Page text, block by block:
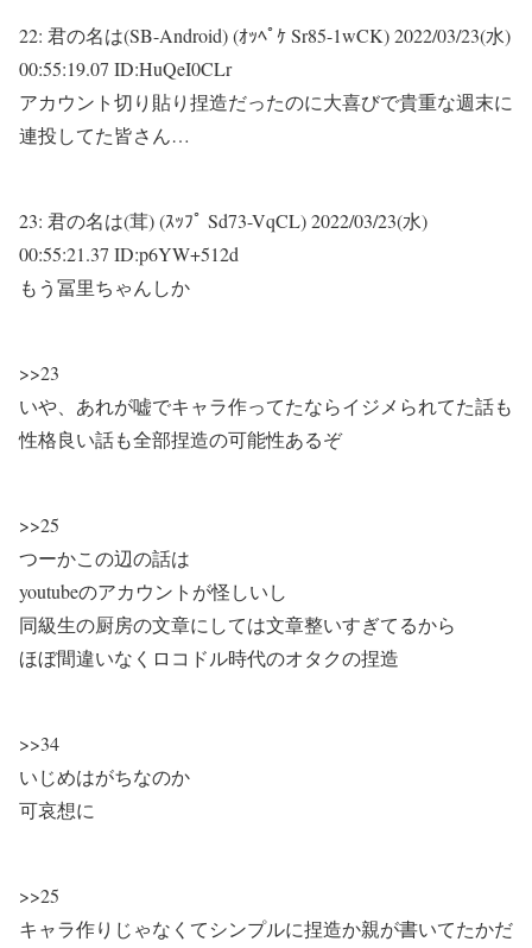
22: 君の名は(SB-Android) (ｵｯﾍﾟｹ Sr85-1wCK)2022/03/23(水)
00:55:19.07 ID:HuQeI0CLr
アカウント切り貼り捏造だったのに大喜びで貴重な週末に
連投してた皆さん…
23: 君の名は(茸) (ｽｯﾌﾟ Sd73-VqCL)2022/03/23(水)
00:55:21.37 ID:p6YW+512d
もう冨里ちゃんしか
>>23
いや、あれが嘘でキャラ作ってたならイジメられてた話も
性格良い話も全部捏造の可能性あるぞ
>>25
つーかこの辺の話は
youtubeのアカウントが怪しいし
同級生の厨房の文章にしては文章整いすぎてるから
ほぼ間違いなくロコドル時代のオタクの捏造
>>34
いじめはがちなのか
可哀想に
>>25
キャラ作りじゃなくてシンプルに捏造か親が書いてたかだ